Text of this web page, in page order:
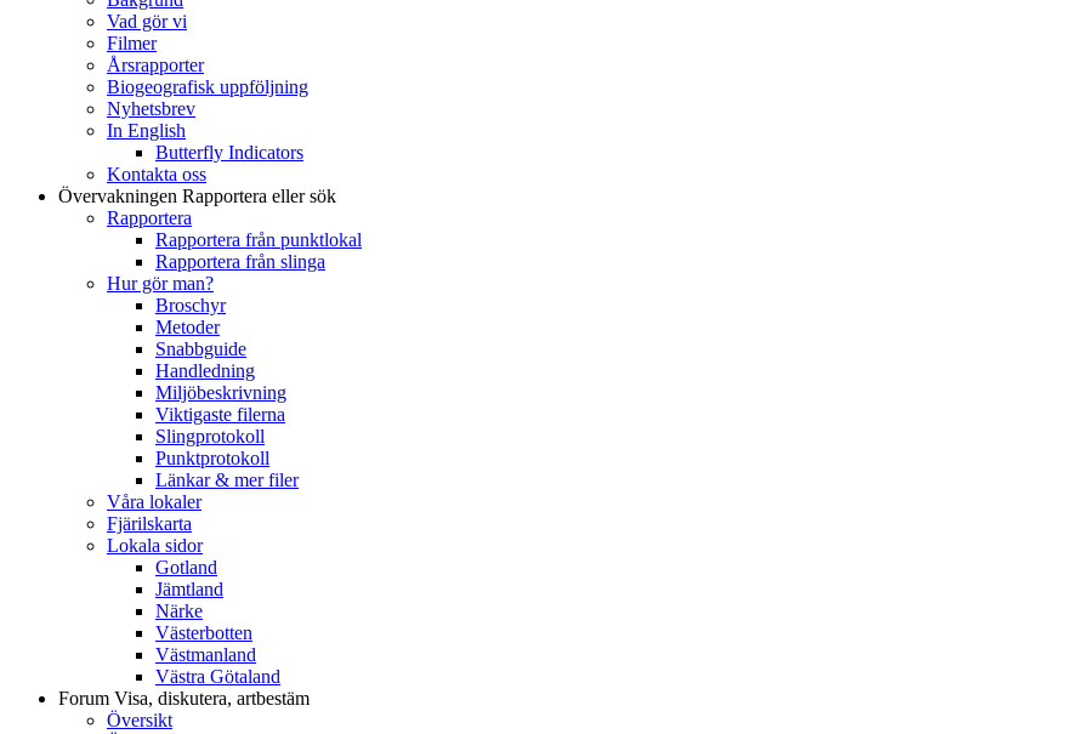
Vad gör vi
Filmer
Årsrapporter
Biogeografisk uppföljning
Nyhetsbrev
In English
Butterfly Indicators
Kontakta oss
Övervakningen Rapportera eller sök
Rapportera
Rapportera från punktlokal
Rapportera från slinga
Hur gör man?
Broschyr
Metoder
Snabbguide
Handledning
Miljöbeskrivning
Viktigaste filerna
Slingprotokoll
Punktprotokoll
Länkar & mer filer
Våra lokaler
Fjärilskarta
Lokala sidor
Gotland
Jämtland
Närke
Västerbotten
Västmanland
Västra Götaland
Forum Visa, diskutera, artbestäm
Översikt